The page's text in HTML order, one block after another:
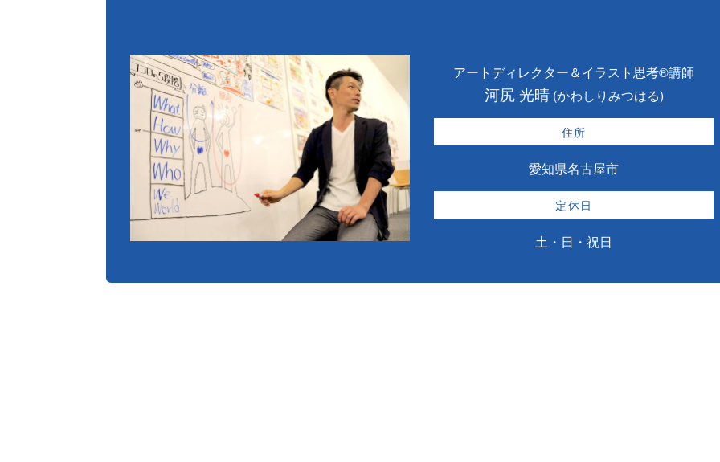
アートディレクター＆イラスト思考®講師
河尻 光晴(かわしりみつはる)
住所
愛知県名古屋市
定休日
土・日・祝日